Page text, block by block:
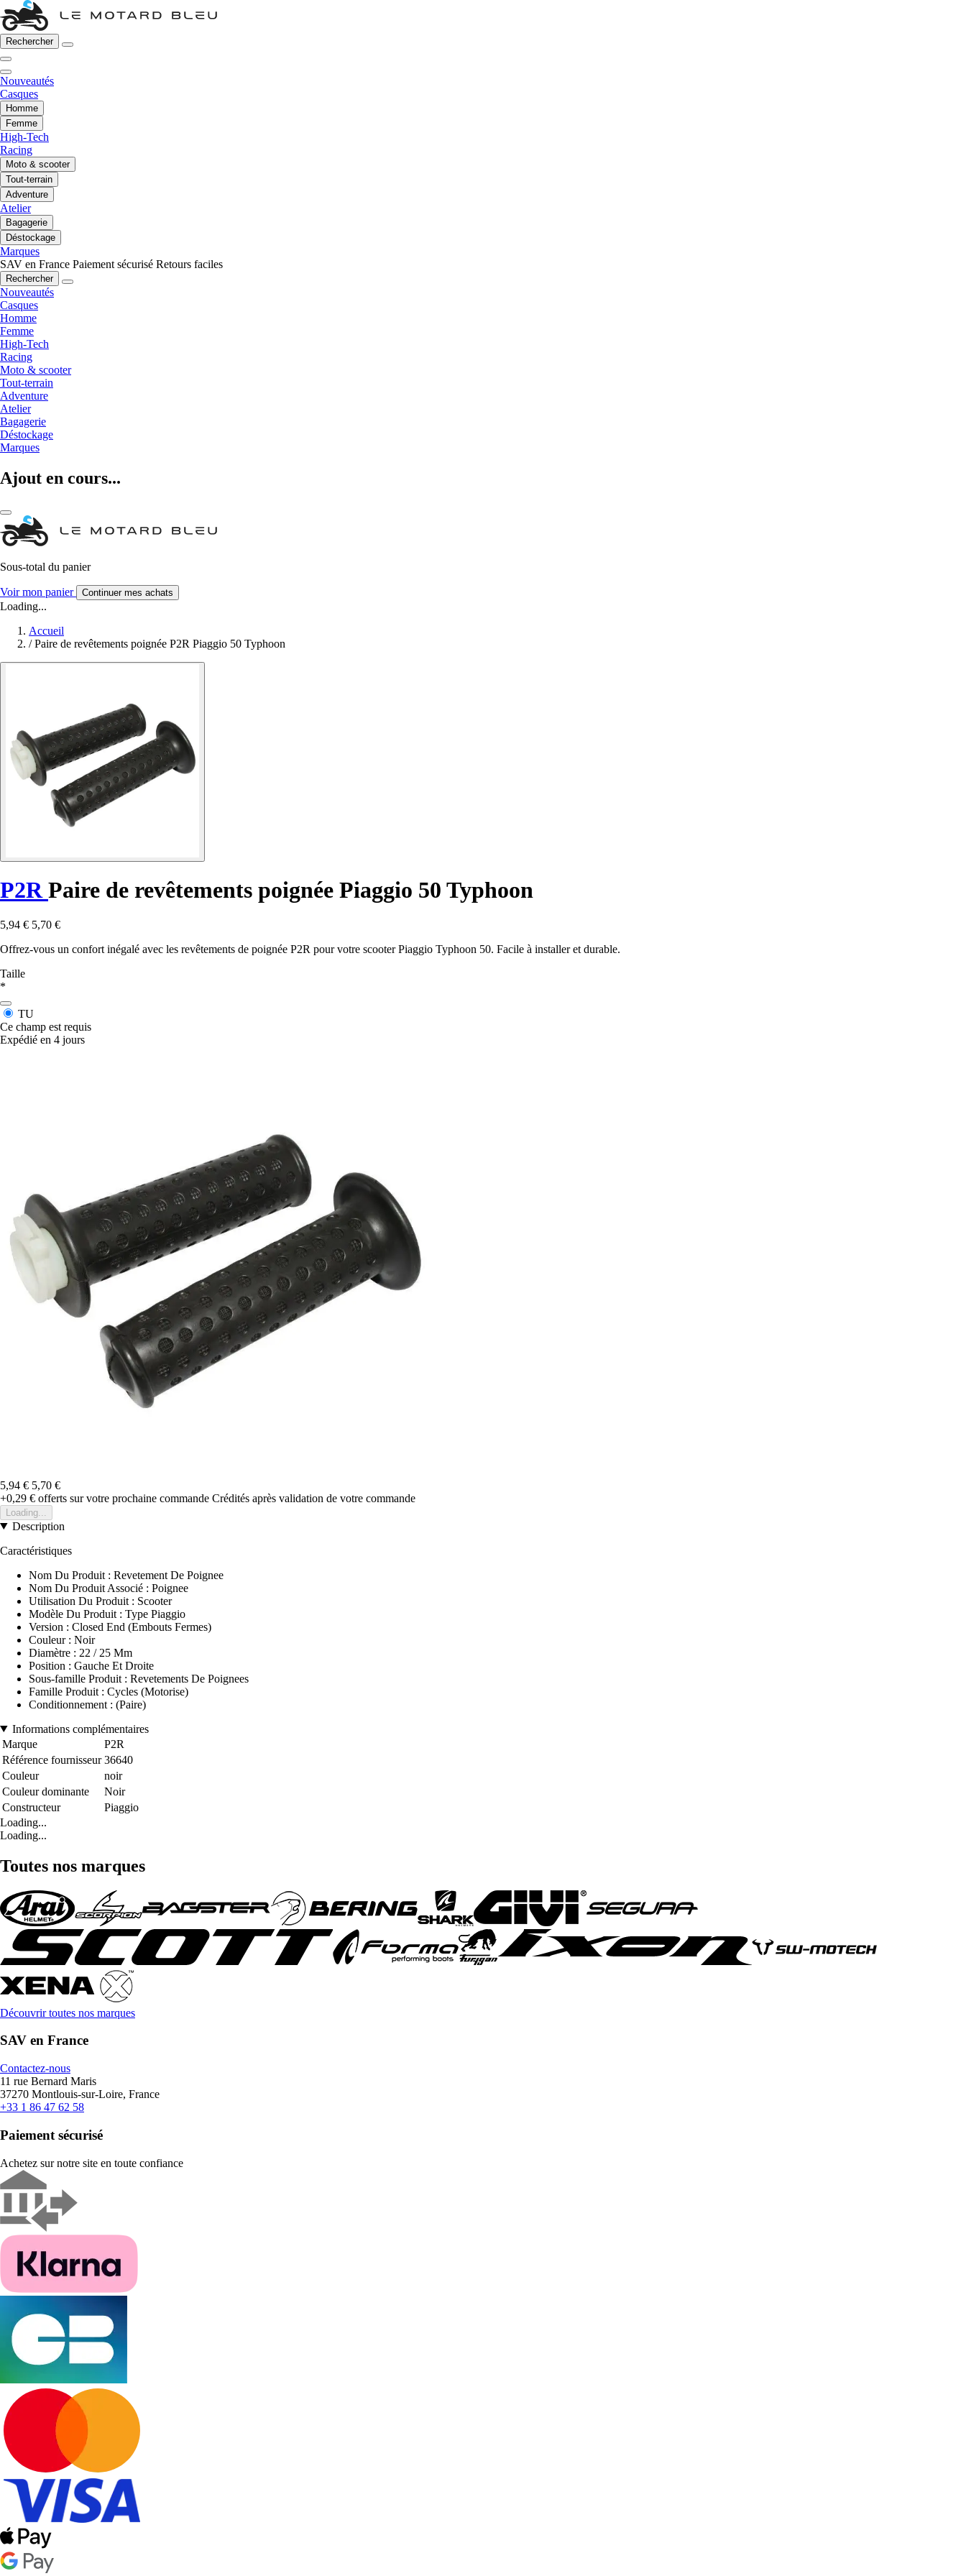
Rechercher
Nouveautés
Casques
Homme
Femme
High-Tech
Racing
Moto & scooter
Tout-terrain
Adventure
Atelier
Bagagerie
Déstockage
Marques
SAV en France Paiement sécurisé Retours faciles
Rechercher
Nouveautés
Casques
Homme
Femme
High-Tech
Racing
Moto & scooter
Tout-terrain
Adventure
Atelier
Bagagerie
Déstockage
Marques
Ajout en cours...
Sous-total du panier
Voir mon panier Continuer mes achats
Loading...
Accueil
/ Paire de revêtements poignée P2R Piaggio 50 Typhoon
P2R Paire de revêtements poignée Piaggio 50 Typhoon
5,94 € 5,70 €
Offrez-vous un confort inégalé avec les revêtements de poignée P2R pour votre scooter Piaggio Typhoon 50. Facile à installer et durable.
Taille
*
TU
Ce champ est requis
Expédié en 4 jours
5,94 € 5,70 €
+0,29 € offerts sur votre prochaine commande Crédités après validation de votre commande
Loading...
Description
Caractéristiques
Nom Du Produit : Revetement De Poignee
Nom Du Produit Associé : Poignee
Utilisation Du Produit : Scooter
Modèle Du Produit : Type Piaggio
Version : Closed End (Embouts Fermes)
Couleur : Noir
Diamètre : 22 / 25 Mm
Position : Gauche Et Droite
Sous-famille Produit : Revetements De Poignees
Famille Produit : Cycles (Motorise)
Conditionnement : (Paire)
Informations complémentaires
Marque
P2R
Référence fournisseur 36640
Couleur
noir
Couleur dominante
Noir
Constructeur
Piaggio
Loading...
Loading...
Toutes nos marques
Découvrir toutes nos marques
SAV en France
Contactez-nous
11 rue Bernard Maris
37270 Montlouis-sur-Loire, France
+33 1 86 47 62 58
Paiement sécurisé
Achetez sur notre site en toute confiance